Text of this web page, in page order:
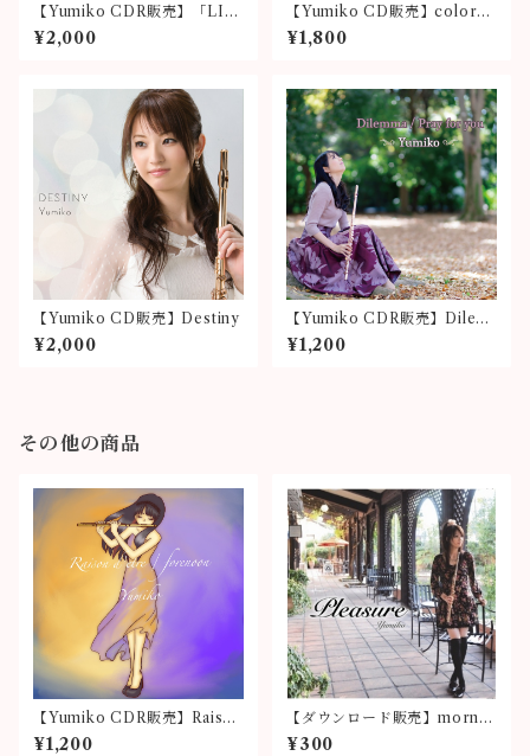
【Yumiko CDR販売】「LIK
ELIHOOD」
¥2,000
【Yumiko CD販売】colorfu
l¥1,800
【Yumiko CD販売】Destiny
¥2,000
【Yumiko CDR販売】Dilem
ma / Pray for you
¥1,200
その他の商品
【Yumiko CDR販売】Raison
d'etre / forenoon
¥1,200
【ダウンロード販売】mornin
g glory
¥300